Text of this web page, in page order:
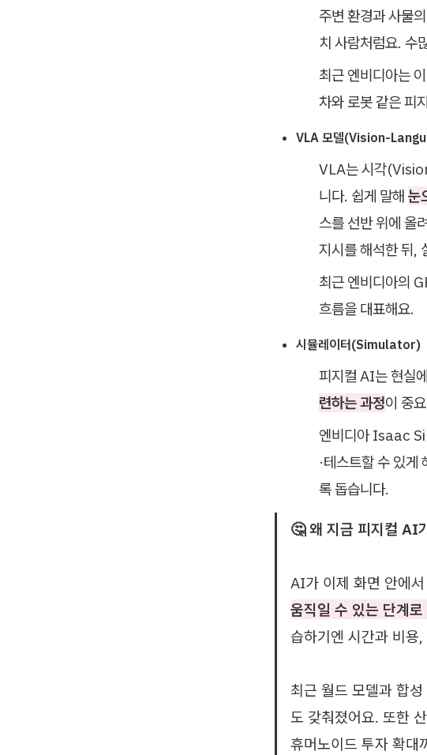
주변 환경과 사물
치 사람처럼요. 수
최근 엔비디아는
차와 로봇 같은 피
VLA 모델(Vision-
VLA는 시각
니다. 쉽게 말해 눈
스를 선반 위에 올
지시를 해석한 뒤,
최근 엔비디아의
흐름을 대표해요.
시뮬레이터(Simulator)
피지컬 AI는 현실
련하는 과정이 중
엔비디아 Isaac
·테스트할 수 있게
록 돕습니다.
AI가 이제 화면 안에
움직일 수 있는 단계
습하기엔 시간과 비용
최근 월드 모델과 합
도 갖춰졌어요. 또한
휴머노이드 투자 확대